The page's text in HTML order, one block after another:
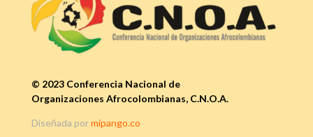
© 2023 Conferencia Nacional de
Organizaciones Afrocolombianas, C.N.O.A.
Diseñada pormipango.co